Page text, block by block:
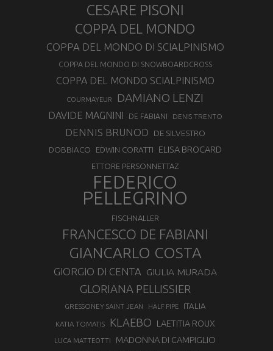
CESARE PISONI
COPPA DEL MONDO
COPPA DEL MONDO DI SCIALPINISMO
COPPA DEL MONDO DI SNOWBOARDCROSS
COPPA DEL MONDO SCIALPINISMO
COURMAYEUR DAMIANO LENZI
DAVIDE MAGNINI DE FABIANI DENIS TRENTO
DENNIS BRUNOD DE SILVESTRO
DOBBIACO EDWIN CORATTI ELISA BROCARD
ETTORE PERSONNETTAZ
FEDERICO
PELLEGRINO
FISCHNALLER
FRANCESCO DE FABIANI
GIANCARLO COSTA
GIORGIO DI CENTA GIULIA MURADA
GLORIANA PELLISSIER
GRESSONEY SAINT JEAN HALF PIPE ITALIA
KATIA TOMATIS KLAEBO LAETITIA ROUX
LUCA MATTEOTTI MADONNA DI CAMPIGLIO